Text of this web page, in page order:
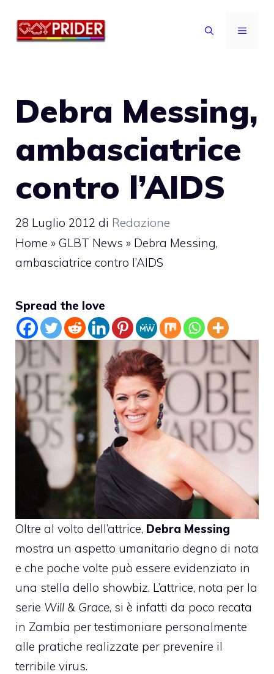
MENU
Debra Messing,
ambasciatrice
contro l’AIDS
28 Luglio 2012 di Redazione
Home » GLBT News » Debra Messing,
ambasciatrice contro l’AIDS
Spread the love
Oltre al volto dell’attrice, Debra Messing
mostra un aspetto umanitario degno di nota
e che poche volte può essere evidenziato in
una stella dello showbiz. L’attrice, nota per la
serie Will & Grace, si è infatti da poco recata
in Zambia per testimoniare personalmente
alle pratiche realizzate per prevenire il
terribile virus.